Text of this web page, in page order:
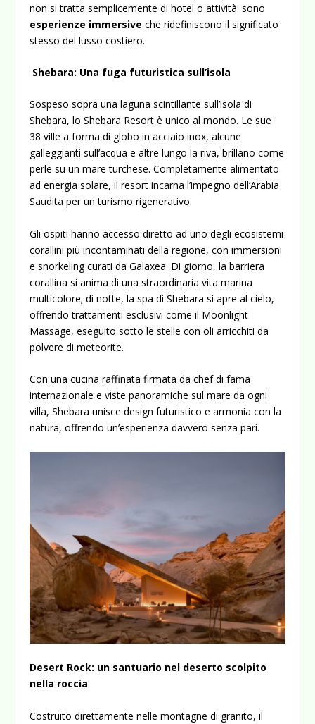
non si tratta semplicemente di hotel o attività: sono
esperienze immersive che ridefiniscono il significato
stesso del lusso costiero.
Shebara: Una fuga futuristica sull’isola
Sospeso sopra una laguna scintillante sull’isola di
Shebara, loShebara Resort è unico al mondo. Le sue
38 ville a forma di globo in acciaio inox, alcune
galleggianti sull’acqua e altre lungo la riva, brillano come
perle su un mare turchese. Completamente alimentato
ad energia solare, il resort incarna l’impegno dell’Arabia
Saudita per un turismo rigenerativo.
Gli ospiti hanno accesso diretto ad uno degli ecosistemi
corallini più incontaminati della regione, con immersioni
e snorkeling curati da Galaxea. Di giorno, la barriera
corallina si anima di una straordinaria vita marina
multicolore; di notte, la spa di Shebara si apre al cielo,
offrendo trattamenti esclusivi come il Moonlight
Massage, eseguito sotto le stelle con oli arricchiti da
polvere di meteorite.
Con una cucina raffinata firmata da chef di fama
internazionale e viste panoramiche sul mare da ogni
villa, Shebara unisce design futuristico e armonia con la
natura, offrendo un’esperienza davvero senza pari.
Desert Rock: un santuario nel deserto scolpito
nella roccia
Costruito direttamente nelle montagne di granito, il